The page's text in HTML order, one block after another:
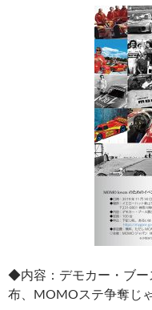
◆内容：デモカー・ブー
布、MOMOステ争奪じ